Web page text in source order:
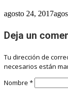
agosto 24, 2017
Deja un
Tu dirección de
necesarios están
Nombre *